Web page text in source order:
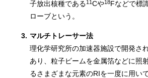
子放出核種である11Cや18Fなどで標
ローブという。
3. マルチトレーサー法
理化学研究所の加速器施設で開発さ
あり、粒子ビームを金属箔などに照
るさまざまな元素のRIを一度に用い